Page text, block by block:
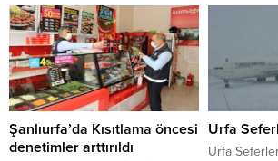
Şanlıurfa’da Kısıtlama öncesi
denetimler arttırıldı
Urfa
Urfa